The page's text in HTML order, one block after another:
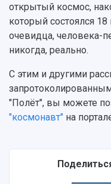
открытый космос,
который состоялся 18
очевидца, человека-
никогда, реально.
С этим и другими
"Полёт", вы можете
"космонавт" на